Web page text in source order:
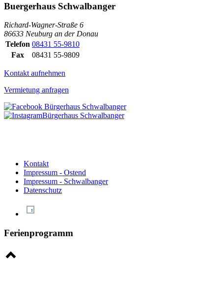
Buergerhaus Schwalbanger
Richard-Wagner-Straße 6
86633 Neuburg an der Donau
Telefon 08431 55-9810
Fax
08431 55-9809
Kontakt aufnehmen
Vermietung anfragen
Kontakt
Impressum - Ostend
Impressum - Schwalbanger
Datenschutz
Ferienprogramm